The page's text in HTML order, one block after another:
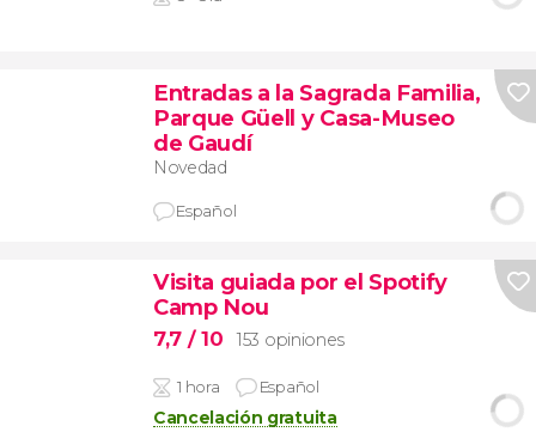
Entradas a la Sagrada Familia,
Parque Güell y Casa-Museo
de Gaudí
Novedad
Español
Visita guiada por el Spotify
Camp Nou
7,7 / 10 153 opiniones
1 hora Español
Cancelación gratuita